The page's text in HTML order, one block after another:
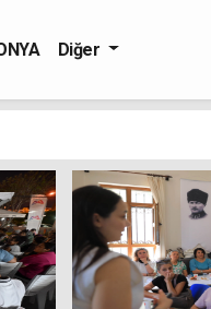
Diğer